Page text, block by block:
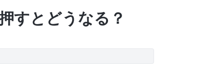
すとどうなる？